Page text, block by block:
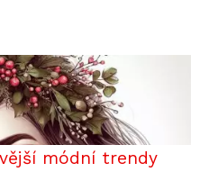
módní trendy